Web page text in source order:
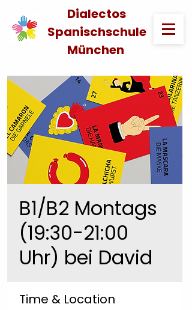
Dialectos
Spanischschule
München
B1/B2 Montags
(19:30-21:00
Uhr) bei David
Time & Location